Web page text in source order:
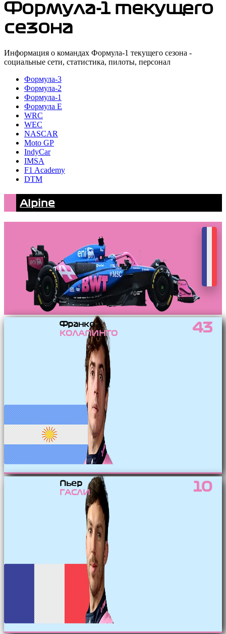
Формула-1 текущего
сезона
Информация о командах Формула-1 текущего сезона -
социальные сети, статистика, пилоты, персонал
Формула-3
Формула-2
Формула-1
Формула Е
WRC
WEC
NASCAR
Moto GP
IndyCar
IMSA
F1 Academy
DTM
Alpine
Франко
КОЛАПИНТО
43
Пьер
ГАСЛИ
10